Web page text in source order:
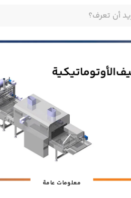
معلومات عامة